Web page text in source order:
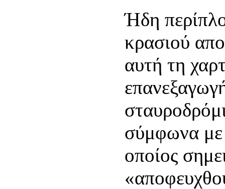
Ήδη
κρασιού
αυτή τη
σύμφωνα
οποίος